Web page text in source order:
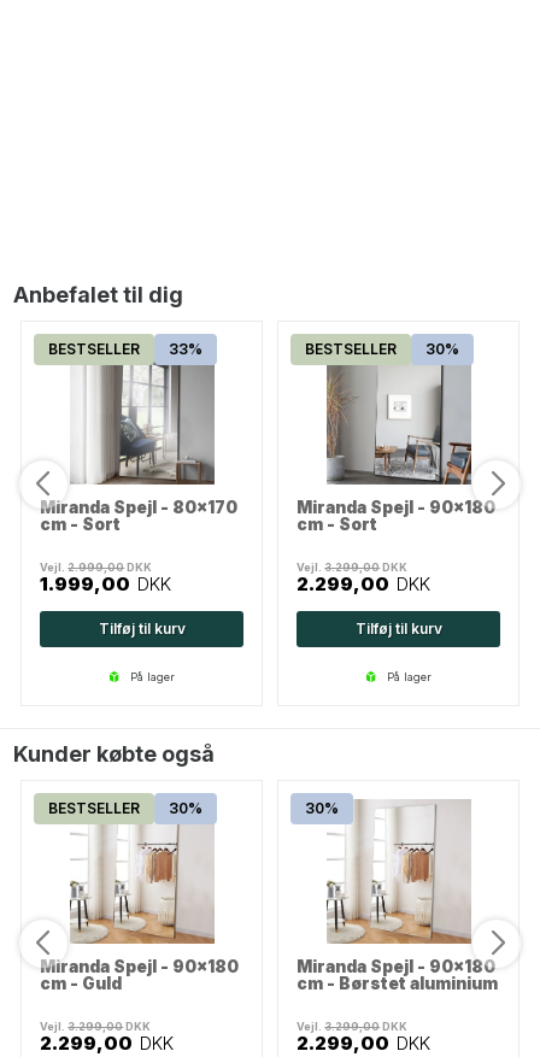
Anbefalet til dig
BESTSELLER 33%
Miranda Spejl - 80x170
cm - Sort
Vejl.2.999,00DKK
1.999,00 DKK
Tilføj til kurv
på lager
BESTSELLER 30%
Miranda Spejl - 90x180
cm - Sort
Vejl.3.299,00DKK
2.299,00 DKK
Tilføj til kurv
på lager
Kunder købte også
BESTSELLER 30%
Miranda Spejl - 90x180
cm - Guld
Vejl.3.299,00DKK
2.299,00 DKK
30%
Miranda Spejl - 90x180
cm - Børstet aluminium
Vejl.3.299,00DKK
2.299,00 DKK